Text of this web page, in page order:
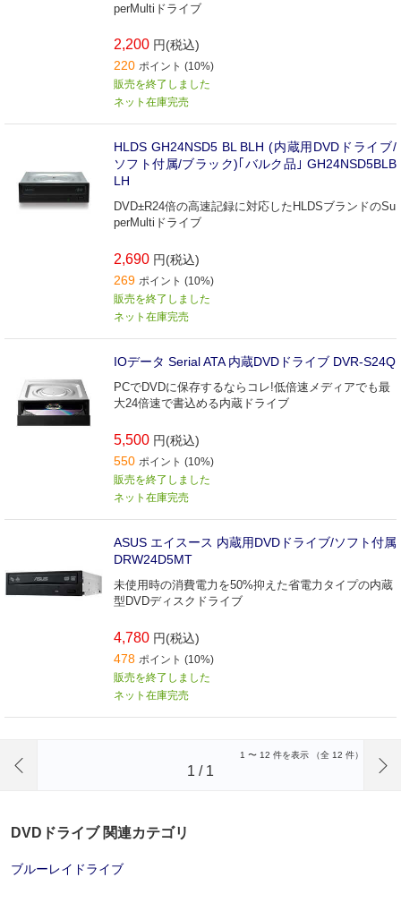
perMultiドライブ
2,200 円(税込)
220 ポイント (10%)
販売を終了しました
ネット在庫完売
HLDS GH24NSD5 BL BLH (内蔵用DVDドライブ/
ソフト付属/ブラック)｢バルク品｣ GH24NSD5BLB
LH
DVD±R24倍の高速記録に対応したHLDSブランドのSu
perMultiドライブ
2,690 円(税込)
269 ポイント (10%)
販売を終了しました
ネット在庫完売
IOデータ Serial ATA 内蔵DVDドライブ DVR-S24Q
PCでDVDに保存するならコレ!低倍速メディアでも最
大24倍速で書込める内蔵ドライブ
5,500 円(税込)
550 ポイント (10%)
販売を終了しました
ネット在庫完売
ASUS エイスース 内蔵用DVDドライブ/ソフト付属
DRW24D5MT
未使用時の消費電力を50%抑えた省電力タイプの内蔵
型DVDディスクドライブ
4,780 円(税込)
478 ポイント (10%)
販売を終了しました
ネット在庫完売
1 〜 12 件を表示 （全 12 件）
1 / 1
DVDドライブ 関連カテゴリ
ブルーレイドライブ